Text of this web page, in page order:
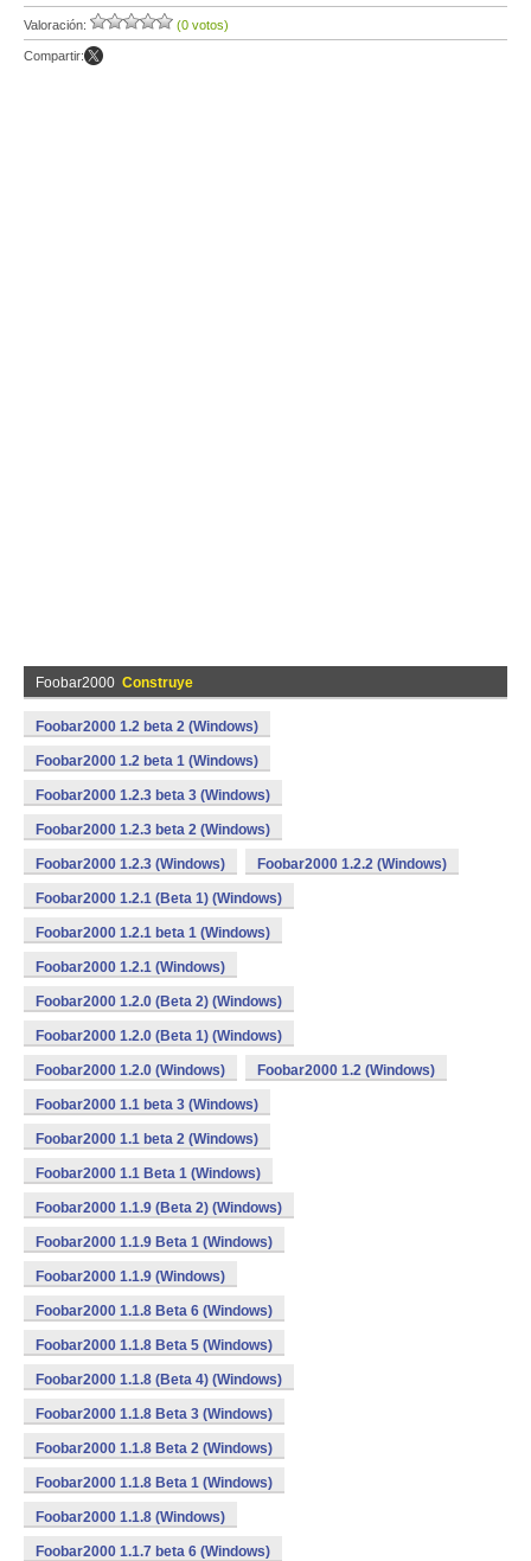
Valoración: (0 votos)
Compartir:
Foobar2000 Construye
Foobar2000 1.2 beta 2 (Windows)
Foobar2000 1.2 beta 1 (Windows)
Foobar2000 1.2.3 beta 3 (Windows)
Foobar2000 1.2.3 beta 2 (Windows)
Foobar2000 1.2.3 (Windows) Foobar2000 1.2.2 (Windows)
Foobar2000 1.2.1 (Beta 1) (Windows)
Foobar2000 1.2.1 beta 1 (Windows)
Foobar2000 1.2.1 (Windows)
Foobar2000 1.2.0 (Beta 2) (Windows)
Foobar2000 1.2.0 (Beta 1) (Windows)
Foobar2000 1.2.0 (Windows) Foobar2000 1.2 (Windows)
Foobar2000 1.1 beta 3 (Windows)
Foobar2000 1.1 beta 2 (Windows)
Foobar2000 1.1 Beta 1 (Windows)
Foobar2000 1.1.9 (Beta 2) (Windows)
Foobar2000 1.1.9 Beta 1 (Windows)
Foobar2000 1.1.9 (Windows)
Foobar2000 1.1.8 Beta 6 (Windows)
Foobar2000 1.1.8 Beta 5 (Windows)
Foobar2000 1.1.8 (Beta 4) (Windows)
Foobar2000 1.1.8 Beta 3 (Windows)
Foobar2000 1.1.8 Beta 2 (Windows)
Foobar2000 1.1.8 Beta 1 (Windows)
Foobar2000 1.1.8 (Windows)
Foobar2000 1.1.7 beta 6 (Windows)